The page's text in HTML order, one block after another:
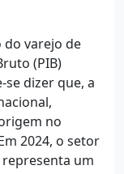
do varejo de
(PIB)
dizer que, a
no
2024, o setor
representa um